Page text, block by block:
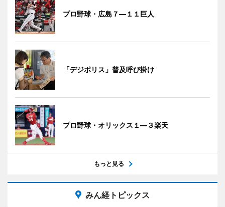
プロ野球・広島７―１１巨人
「デジポリス」普及呼び掛け
プロ野球・オリックス１―３楽天
もっと見る
みん経トピックス